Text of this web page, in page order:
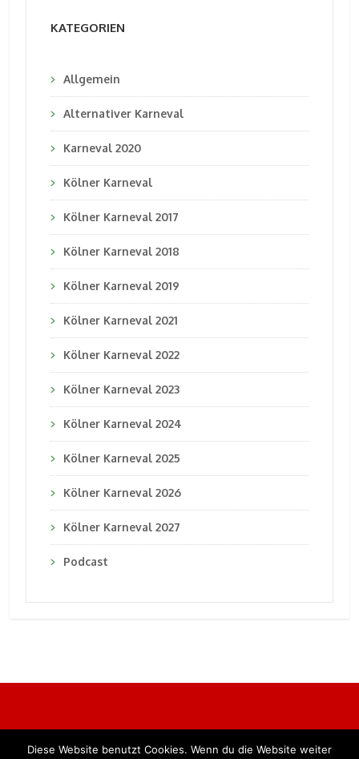
KATEGORIEN
Allgemein
Alternativer Karneval
Karneval 2020
Kölner Karneval
Kölner Karneval 2017
Kölner Karneval 2018
Kölner Karneval 2019
Kölner Karneval 2021
Kölner Karneval 2022
Kölner Karneval 2023
Kölner Karneval 2024
Kölner Karneval 2025
Kölner Karneval 2026
Kölner Karneval 2027
Podcast
Alle Rechte vorbehalten. BKB Verlag GmbH
Diese Website benutzt Cookies. Wenn du die Website weiter